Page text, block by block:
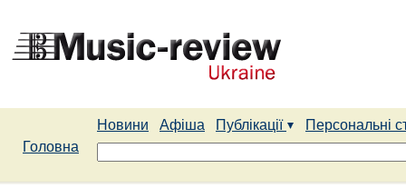
Новини Афіша Публікації
Персональні
Головна